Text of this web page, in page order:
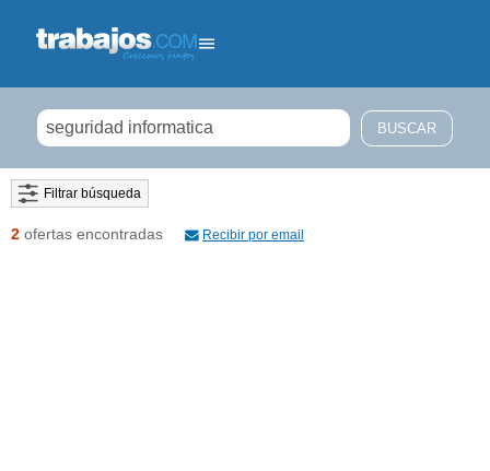
Filtrar búsqueda
2 ofertas encontradas Recibir por email